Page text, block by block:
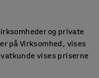
og private
på Virksomhed, vises
vises priserne